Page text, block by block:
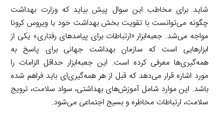
شاید برای مخاطب این سوال پیش بیاید که وزارت بهداشت
چگونه می‌توانست با تقویت بخش بهداشت خود با ویروس کرونا
مواجه می‌شد. جعبه‌ابزار «ارتباطات برای پیامدهای رفتاری» یکی از
ابزارهایی است که سازمان بهداشت جهانی برای پاسخ به
همه‌گیری‌ها معرفی کرده است. این جعبه‌ابزار حداقل الزامات را
مورد اشاره قرار می‌دهد که قبل از هر همه‌گیری‌ای باید فراهم شده
باشد. این موارد شامل آموزش‌های بهداشتی، سواد سلامت، ترویج
سلامت، ارتباطات مخاطره و بسیج اجتماعی می‌شود.